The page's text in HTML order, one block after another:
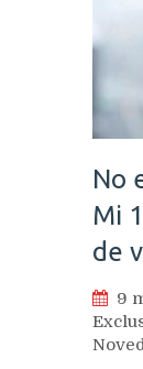
No
Mi
de
9